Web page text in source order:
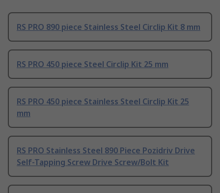
RS PRO 890 piece Stainless Steel Circlip Kit 8 mm
RS PRO 450 piece Steel Circlip Kit 25 mm
RS PRO 450 piece Stainless Steel Circlip Kit 25
mm
RS PRO Stainless Steel 890 Piece Pozidriv Drive
Self-Tapping Screw Drive Screw/Bolt Kit